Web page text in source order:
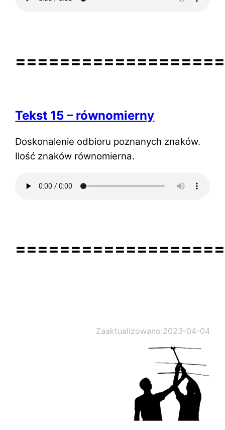
Tekst 15 – równomierny
Doskonalenie odbioru poznanych znaków.
Ilość znaków równomierna.
Zaaktualizowano:2023-04-04